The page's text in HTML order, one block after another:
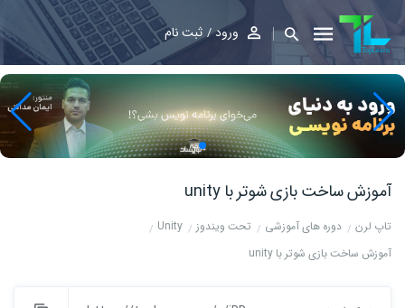
ورود ثبت نام
آموزش ساخت بازی شوتر با unity
تاپ لرن دوره های آموزشی تحت ویندوز
Unity
آموزش ساخت بازی شوتر با unity